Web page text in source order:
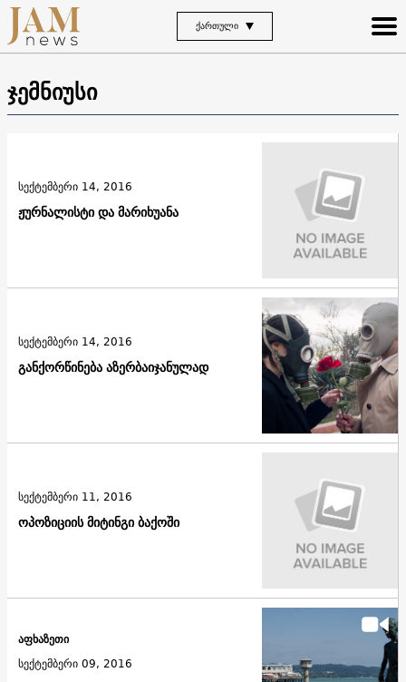
ᲥᲐᲠᲗᲣᲚᲘ
ჯემნიუსი
ჟურნალისტი და მარიხუანა
სექტემბერი 14, 2016
განქორწინება აზერბაიჯანულად
სექტემბერი 14, 2016
ოპოზიციის მიტინგი ბაქოში
სექტემბერი 11, 2016
აფხაზეთი
სექტემბერი 09, 2016